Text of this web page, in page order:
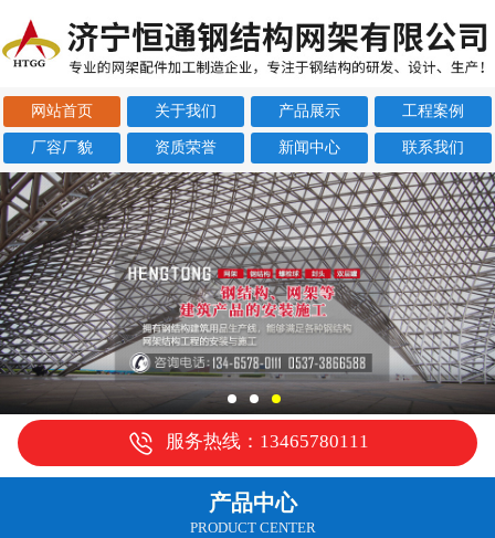
网站首页 关于我们 产品展示 工程案例
厂容厂貌 资质荣誉 新闻中心 联系我们
服务热线：13465780111
产品中心
PRODUCT CENTER